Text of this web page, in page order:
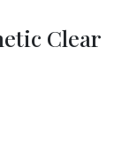
Clear